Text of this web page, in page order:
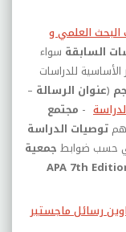
العلمي و
السابقة سواء
للدراسات
(عنوان الرسالة –
- مجتمع
توصيات الدراسة
حسب ضوابط جمعية
APA 7th
رسائل ماجستير